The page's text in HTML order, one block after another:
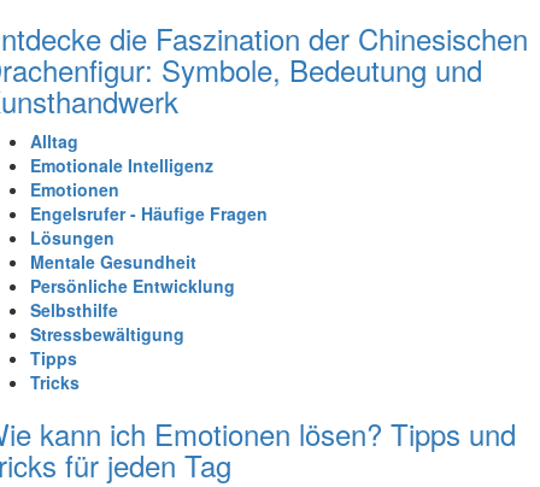
die Faszination der Chinesischen
Symbole, Bedeutung und
Alltag
Emotionale Intelligenz
Emotionen
Engelsrufer - Häufige Fragen
Lösungen
Mentale Gesundheit
Persönliche Entwicklung
Selbsthilfe
Stressbewältigung
Tipps
Tricks
kann ich Emotionen lösen? Tipps und
für jeden Tag